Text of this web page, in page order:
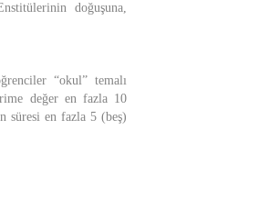
doğuşuna,
“okul” temalı
değer en fazla 10
süresi en fazla 5 (beş)